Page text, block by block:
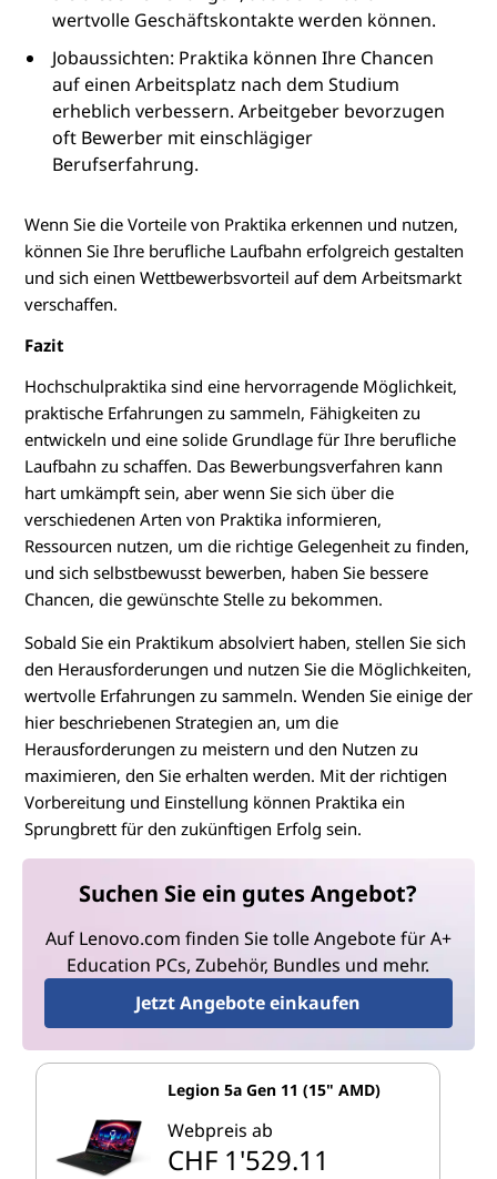
wertvolle Geschäftskontakte werden können.
Jobaussichten: Praktika können Ihre Chancen
auf einen Arbeitsplatz nach dem Studium
erheblich verbessern. Arbeitgeber bevorzugen
oft Bewerber mit einschlägiger
Berufserfahrung.
Wenn Sie die Vorteile von Praktika erkennen und nutzen,
können Sie Ihre berufliche Laufbahn erfolgreich gestalten
und sich einen Wettbewerbsvorteil auf dem Arbeitsmarkt
verschaffen.
Fazit
Hochschulpraktika sind eine hervorragende Möglichkeit,
praktische Erfahrungen zu sammeln, Fähigkeiten zu
entwickeln und eine solide Grundlage für Ihre berufliche
Laufbahn zu schaffen. Das Bewerbungsverfahren kann
hart umkämpft sein, aber wenn Sie sich über die
verschiedenen Arten von Praktika informieren,
Ressourcen nutzen, um die richtige Gelegenheit zu finden,
und sich selbstbewusst bewerben, haben Sie bessere
Chancen, die gewünschte Stelle zu bekommen.
Sobald Sie ein Praktikum absolviert haben, stellen Sie sich
den Herausforderungen und nutzen Sie die Möglichkeiten,
wertvolle Erfahrungen zu sammeln. Wenden Sie einige der
hier beschriebenen Strategien an, um die
Herausforderungen zu meistern und den Nutzen zu
maximieren, den Sie erhalten werden. Mit der richtigen
Vorbereitung und Einstellung können Praktika ein
Sprungbrett für den zukünftigen Erfolg sein.
Suchen Sie ein gutes Angebot?
Auf Lenovo.com finden Sie tolle Angebote für A+
Education PCs, Zubehör, Bundles und mehr.
Jetzt Angebote einkaufen
Legion 5a Gen 11 (15" AMD)
Webpreis ab
CHF 1'529.11